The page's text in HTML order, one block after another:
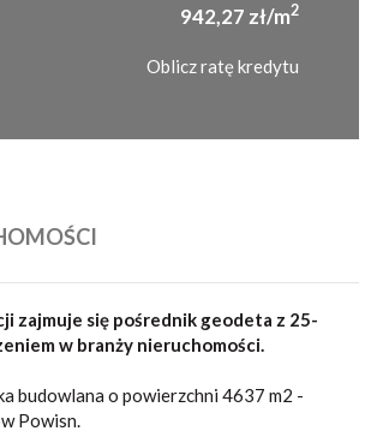
942,27 zł/m2
Oblicz ratę kredytu
zajmuje się pośrednik geodeta z 25-
w branży nieruchomości.
budowlana o powierzchni 4637 m2 -
Powisn.